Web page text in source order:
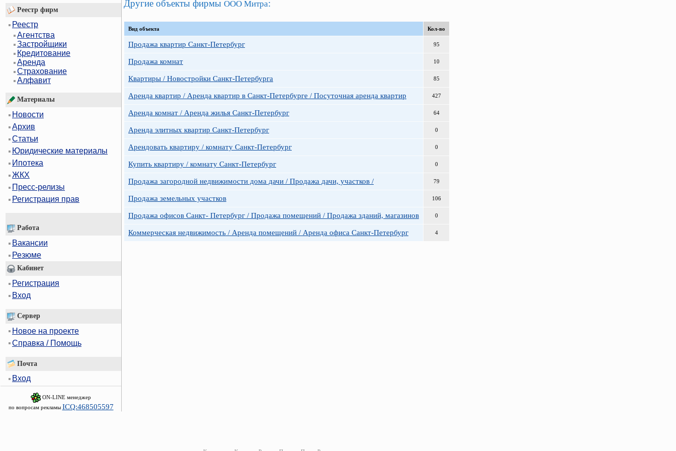
Реестр фирм
Реестр
Агентства
Застройщики
Кредитование
Аренда
Страхование
Алфавит
Материалы
Новости
Архив
Статьи
Юридические материалы
Ипотека
ЖКХ
Пресс-релизы
Регистрация прав
Работа
Вакансии
Резюме
Кабинет
Регистрация
Вход
Сервер
Новое на проекте
Справка / Помощь
Почта
Вход
ON-LINE менеджер
по вопросам рекламы ICQ:468505597
Другие объекты фирмы ООО Митра:
Вид объекта Кол-во
Продажа квартир Санкт-Петербург 95
Продажа комнат 10
Квартиры / Новостройки Санкт-Петербурга 85
Аренда квартир / Аренда квартир в Санкт-Петербурге / Посуточная аренда квартир 427
Аренда комнат / Аренда жилья Санкт-Петербург 64
Аренда элитных квартир Санкт-Петербург 0
Арендовать квартиру / комнату Санкт-Петербург 0
Купить квартиру / комнату Санкт-Петербург 0
Продажа загородной недвижимости дома дачи / Продажа дачи, участков / 79
Продажа земельных участков 106
Продажа офисов Санкт- Петербург / Продажа помещений / Продажа зданий, магазинов 0
Коммерческая недвижимость / Аренда помещений / Аренда офиса Санкт-Петербург 4